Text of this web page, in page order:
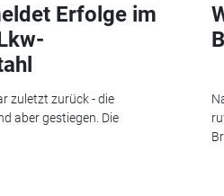
Erfolge im
zuletzt zurück - die
aber gestiegen. Die